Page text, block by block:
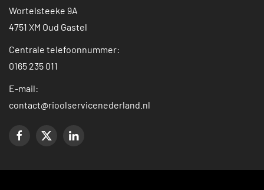
Wortelsteeke 9A
4751 XM Oud Gastel
Centrale telefoonnummer:
0165 235 011
E-mail:
contact@rioolservicenederland.nl